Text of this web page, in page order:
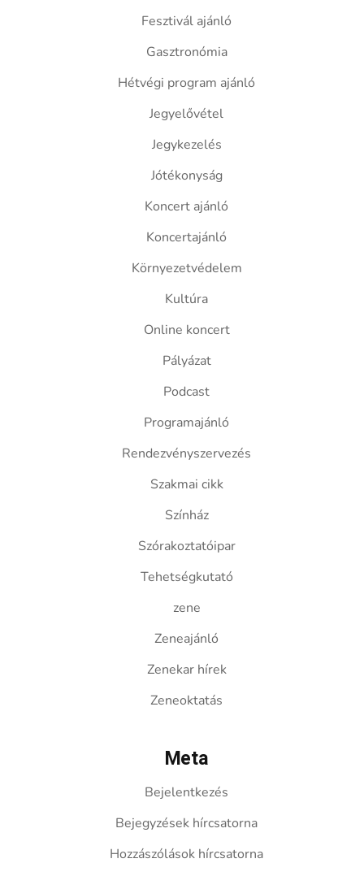
Fesztivál ajánló
Gasztronómia
Hétvégi program ajánló
Jegyelővétel
Jegykezelés
Jótékonyság
Koncert ajánló
Koncertajánló
Környezetvédelem
Kultúra
Online koncert
Pályázat
Podcast
Programajánló
Rendezvényszervezés
Szakmai cikk
Színház
Szórakoztatóipar
Tehetségkutató
zene
Zeneajánló
Zenekar hírek
Zeneoktatás
Meta
Bejelentkezés
Bejegyzések hírcsatorna
Hozzászólások hírcsatorna